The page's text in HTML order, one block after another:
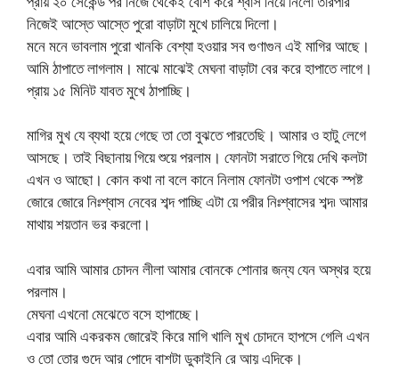
নিজেই আস্তে আস্তে পুরো বাড়াটা মুখে চালিয়ে দিলো।
মনে মনে ভাবলাম পুরো খানকি বেশ্যা হওয়ার সব গুণাগুন এই মাগির আছে।
আমি ঠাপাতে লাগলাম। মাঝে মাঝেই মেঘনা বাড়াটা বের করে হাপাতে লাগে।
প্রায় ১৫ মিনিট যাবত মুখে ঠাপাচ্ছি।
মাগির মুখ যে ব্যথা হয়ে গেছে তা তো বুঝতে পারতেছি। আমার ও হাটু লেগে
আসছে। তাই বিছানায় গিয়ে শুয়ে পরলাম। ফোনটা সরাতে গিয়ে দেখি কলটা
এখন ও আছো। কোন কথা না বলে কানে নিলাম ফোনটা ওপাশ থেকে স্পষ্ট
জোরে জোরে নিঃশ্বাস নেবের শব্দ পাচ্ছি এটা য়ে পরীর নিঃশ্বাসের শব্দ৷ আমার
মাথায় শয়তান ভর করলো।
এবার আমি আমার চোদন লীলা আমার বোনকে শোনার জন্য যেন অস্থর হয়ে
পরলাম।
মেঘনা এখনো মেঝেতে বসে হাপাচ্ছে।
এবার আমি একরকম জোরেই কিরে মাগি খালি মুখ চোদনে হাপসে গেলি এখন
ও তো তোর গুদে আর পোদে বাশটা ডুকাইনি রে আয় এদিকে।